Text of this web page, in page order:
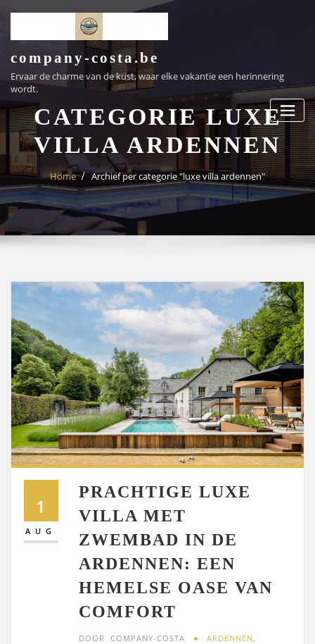
inhoud
company-costa.be
Ervaar de charme van de kust, waar elke vakantie een herinnering
wordt.
CATEGORIE LUXE
VILLA ARDENNEN
Home Archief per categorie "luxe villa ardennen"
1
AUG
PRACHTIGE LUXE
VILLA MET
ZWEMBAD IN DE
ARDENNEN: EEN
HEMELSE OASE VAN
COMFORT
DOOR COMPANY-COSTA ARDENNEN